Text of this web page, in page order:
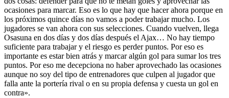
ocasiones para marcar. Eso es lo que hay que hacer ahora porque en
los próximos quince días no vamos a poder trabajar mucho. Los
jugadores se van ahora con sus selecciones. Cuando vuelven, llega
Osasuna en dos días y dos días después el Ajax… No hay tiempo
suficiente para trabajar y el riesgo es perder puntos. Por eso es
importante es estar bien atrás y marcar algún gol para sumar los tres
puntos. Por eso me decepciona no haber aprovechado las ocasiones
aunque no soy del tipo de entrenadores que culpen al jugador que
falla ante la portería rival o en su propia defensa y cuesta un gol en
contra».